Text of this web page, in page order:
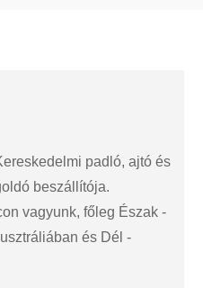
padló, ajtó és
beszállítója.
vagyunk, főleg Észak -
és Dél -